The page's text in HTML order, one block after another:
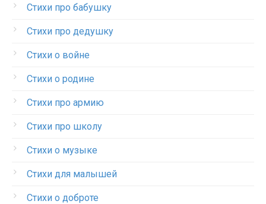
Стихи про бабушку
Стихи про дедушку
Стихи о войне
Стихи о родине
Стихи про армию
Стихи про школу
Стихи о музыке
Стихи для малышей
Стихи о доброте